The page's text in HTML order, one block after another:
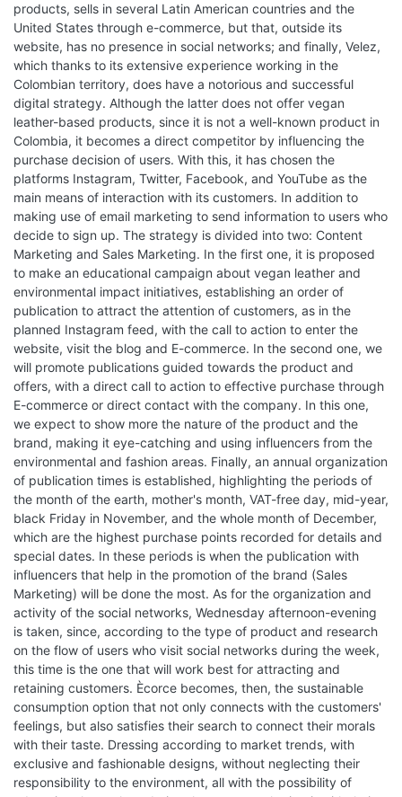
products, sells in several Latin American countries and the
United States through e-commerce, but that, outside its
website, has no presence in social networks; and finally, Velez,
which thanks to its extensive experience working in the
Colombian territory, does have a notorious and successful
digital strategy. Although the latter does not offer vegan
leather-based products, since it is not a well-known product in
Colombia, it becomes a direct competitor by influencing the
purchase decision of users. With this, it has chosen the
platforms Instagram, Twitter, Facebook, and YouTube as the
main means of interaction with its customers. In addition to
making use of email marketing to send information to users who
decide to sign up. The strategy is divided into two: Content
Marketing and Sales Marketing. In the first one, it is proposed
to make an educational campaign about vegan leather and
environmental impact initiatives, establishing an order of
publication to attract the attention of customers, as in the
planned Instagram feed, with the call to action to enter the
website, visit the blog and E-commerce. In the second one, we
will promote publications guided towards the product and
offers, with a direct call to action to effective purchase through
E-commerce or direct contact with the company. In this one,
we expect to show more the nature of the product and the
brand, making it eye-catching and using influencers from the
environmental and fashion areas. Finally, an annual organization
of publication times is established, highlighting the periods of
the month of the earth, mother's month, VAT-free day, mid-year,
black Friday in November, and the whole month of December,
which are the highest purchase points recorded for details and
special dates. In these periods is when the publication with
influencers that help in the promotion of the brand (Sales
Marketing) will be done the most. As for the organization and
activity of the social networks, Wednesday afternoon-evening
is taken, since, according to the type of product and research
on the flow of users who visit social networks during the week,
this time is the one that will work best for attracting and
retaining customers. Ècorce becomes, then, the sustainable
consumption option that not only connects with the customers'
feelings, but also satisfies their search to connect their morals
with their taste. Dressing according to market trends, with
exclusive and fashionable designs, without neglecting their
responsibility to the environment, all with the possibility of